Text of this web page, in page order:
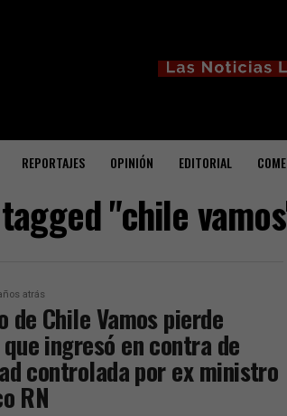
REPORTAJES OPINIÓN EDITORIAL
"chile
atrás
de Chile Vamos pierde
ingresó en contra de
controlada por ex ministro
RN